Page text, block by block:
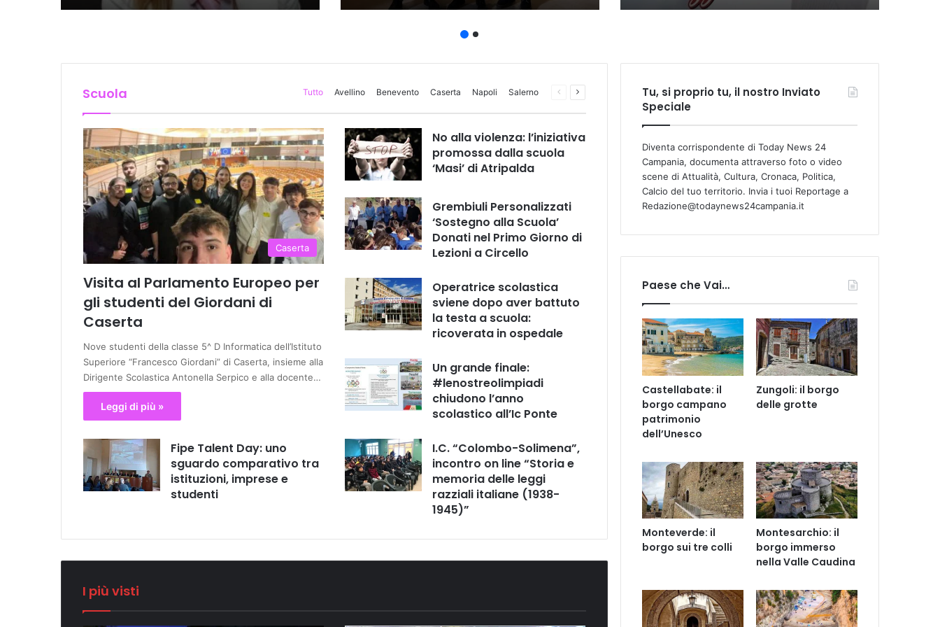
Scuola Tutto Avellino Benevento Caserta Napoli Salerno
Pagina
Caserta
Visita al Parlamento Europeo per
gli studenti del Giordani di
Caserta
Nove studenti della classe 5^ D Informatica dell’Istituto
Superiore “Francesco Giordani” di Caserta, insieme alla
Dirigente Scolastica Antonella Serpico e alla docente…
Leggi di più »
No alla violenza: l’iniziativa
promossa dalla scuola
‘Masi’ di Atripalda
Grembiuli Personalizzati
‘Sostegno alla Scuola’
Donati nel Primo Giorno di
Lezioni a Circello
Operatrice scolastica
sviene dopo aver battuto
la testa a scuola:
ricoverata in ospedale
Un grande finale:
#lenostreolimpiadi
chiudono l’anno
scolastico all’Ic Ponte
Fipe Talent Day: uno
sguardo comparativo tra
istituzioni, imprese e
studenti
I.C. “Colombo-Solimena”,
incontro on line “Storia e
memoria delle leggi
razziali italiane (1938-
1945)”
I più visti
Tu, si proprio tu, il nostro Inviato
Speciale
Diventa corrispondente di Today News 24
Campania, documenta attraverso foto o video
scene di Attualità, Cultura, Cronaca, Politica,
Calcio del tuo territorio. Invia i tuoi Reportage a
Redazione@todaynews24campania.it
Paese che Vai…
Castellabate: il
borgo campano
patrimonio
dell’Unesco
Zungoli: il borgo
delle grotte
Monteverde: il
borgo sui tre colli
Montesarchio: il
borgo immerso
nella Valle Caudina